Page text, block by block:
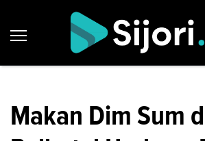
Makan Dim Sum